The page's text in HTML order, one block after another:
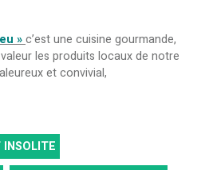
»c’est une cuisine gourmande,
les produits locaux de notre
et convivial,
INSOLITE